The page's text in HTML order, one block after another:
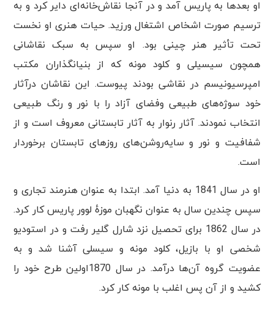
او بعدها به پاریس آمد و در آنجا نقاش‌خانه‌ای دایر کرد و به
ترسیم صورت اشخاص اشتغال ورزید. حیات هنری او نخست
تحت تأثیر هنر چینی بود. او سپس به سبک نقاشانی
همچون سیسیلی و کلود مونه که از بنیانگذاران مکتب
امپرسیونیسم در نقاشی بودند پیوست. این نقاشان درآثار
خود سوژه‌های طبیعی وفضای آزاد را با نور و رنگ طبیعی
انتخاب نمودند. آثار رنوار به آثار تابستانی معروف است و از
شفافیت و نور و سایه‌روشن‌های روزهای تابستان برخوردار
است.
او در سال 1841 به دنیا آمد. ابتدا به عنوان هنرمند تجاری و
سپس چندین سال به عنوان نگهبان موزهٔ لوور پاریس کار کرد.
در سال 1862 برای تحصیل نزد شارل گلیر رفت و در استودیو
شخصی او با بازیل، کلود مونه و سیسلی آشنا شد و به
عضویت گروه آن‌ها درآمد. در سال 1870اولین طرح خود را
کشید و از آن پس اغلب با مونه کار کرد.